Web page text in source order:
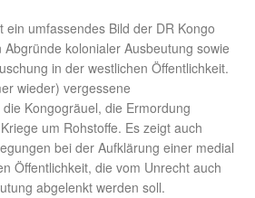
ein umfassendes Bild der DR Kongo
kolonialer Ausbeutung sowie
in der westlichen Öffentlichkeit.
wieder) vergessene
Kongogräuel, die Ermordung
um Rohstoffe. Es zeigt auch
bei der Aufklärung einer medial
Öffentlichkeit, die vom Unrecht auch
abgelenkt werden soll.